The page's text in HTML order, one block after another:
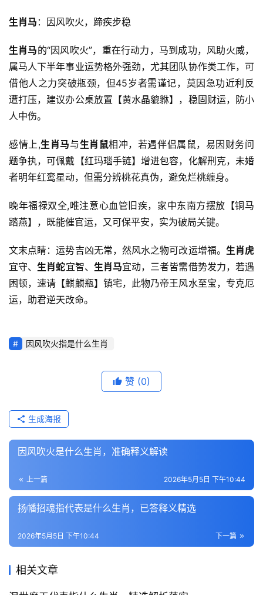
生肖马 ：因风吹火，蹄疾步稳
生肖马的“因风吹火”，重在行动力，马到成功，风助火威，
属马人下半年事业运势格外强劲，尤其团队协作类工作，可
借他人之力突破瓶颈，但45岁者需谨记，莫因急功近利反
遭打压，建议办公桌放置【黄水晶貔貅】，稳固财运，防小
人中伤。
感情上,生肖马与生肖鼠相冲，若遇伴侣属鼠，易因财务问
题争执，可佩戴【红玛瑙手链】增进包容，化解刑克，未婚
者明年红鸾星动，但需分辨桃花真伪，避免烂桃缠身。
晚年福禄双全,唯注意心血管旧疾，家中东南方摆放【铜马
踏燕】，既能催官运，又可保平安，实为破局关键。
文末点睛：运势吉凶无常，然风水之物可改运增福。 生肖虎
宜守、生肖蛇宜智、 生肖马宜动，三者皆需借势发力，若遇
困顿，速请【麒麟瓶】镇宅，此物乃帝王风水至宝，专克厄
运，助君逆天改命。
因风吹火指是什么生肖
赞 (0)
生成海报
因风吹火是什么生肖，准确释义解读
上一篇 2026年5月5日 下午10:44
扬幡招魂指代表是什么生肖，已答释义精选
下一篇
2026年5月5日 下午10:44
相关文章